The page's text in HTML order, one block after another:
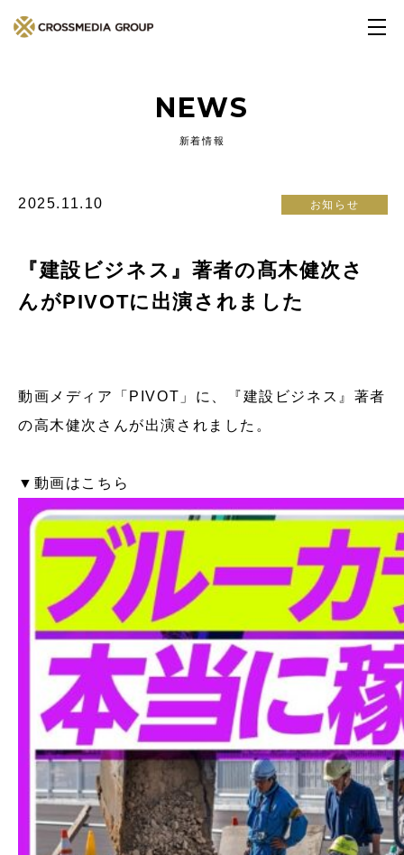
NEWS
新着情報
2025.11.10 お知らせ
『建設ビジネス』著者の髙木健次さ
んがPIVOTに出演されました
動画メディア「PIVOT」に、『建設ビジネス』著者
の高木健次さんが出演されました。
▼動画はこちら